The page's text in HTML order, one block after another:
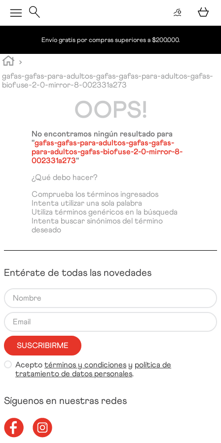
Envío gratis por compras superiores a $200.000.
gafas-gafas-para-adultos-gafas-gafas-para-adultos-gafas-
biofuse-2-0-mirror-8-002331a273
OOPS!
No encontramos ningún resultado para
"gafas-gafas-para-adultos-gafas-gafas-
para-adultos-gafas-biofuse-2-0-mirror-8-
002331a273"
¿Qué debo hacer?
Comprueba los términos ingresados
Intenta utilizar una sola palabra
Utiliza términos genéricos en la búsqueda
Intenta buscar sinónimos del término
deseado
Entérate de todas las novedades
SUSCRIBIRME
Aceptotérminos y condiciones y política de
tratamiento de datos personales.
Síguenos en nuestras redes